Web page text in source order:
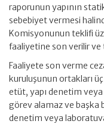
raporunun yapının
sebebiyet vermesi
Komisyonunun teklifi
faaliyetine son verilir
Faaliyete son verme
kuruluşunun ortakları
etüt, yapı denetim
görev alamaz ve başka
denetim veya